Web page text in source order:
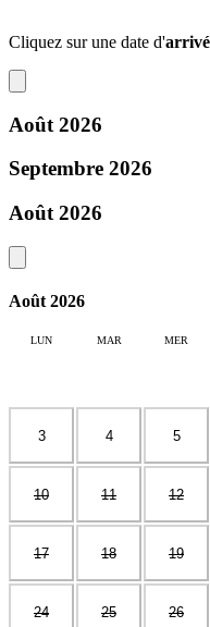
Cliquez sur une date d'
Août 2026
Septembre 2026
Août 2026
Août 2026
LUN MAR MER
3 4 5
10 11 12
17 18 19
24 25 26